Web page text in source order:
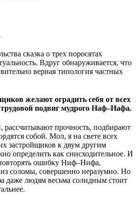
сказка о трех поросятах
Вдруг обнаруживается, что
верная типология частных
желают оградить себя от всех
подвиг мудрого Наф–Нафа.
прочность, подбирают
собой. Мол, я на свете всех
застройщиков к двум другим
определить как снисходительное. И
ошибку Ниф–Нифа,
соломы, совершенно неразумно. Но
даже людям весьма солидным стоит